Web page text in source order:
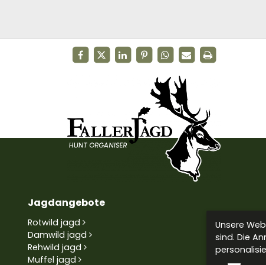
Jagdangebote
Rotwild jagd
Damwild jagd
Rehwild jagd
Muffel jagd
Unsere
sind. Die